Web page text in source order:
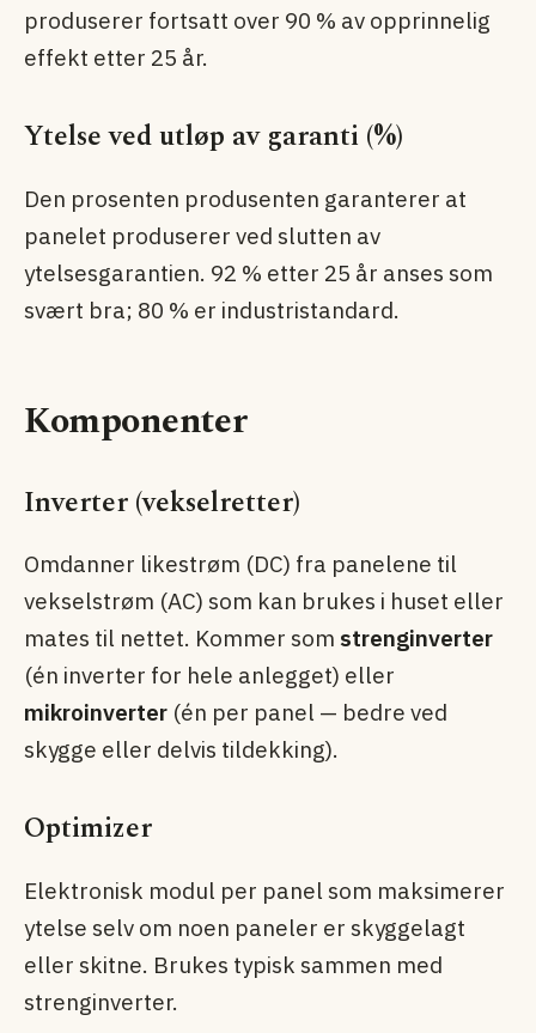
produserer fortsatt over 90 % av opprinnelig
effekt etter 25 år.
Ytelse ved utløp av garanti (%)
Den prosenten produsenten garanterer at
panelet produserer ved slutten av
ytelsesgarantien. 92 % etter 25 år anses som
svært bra; 80 % er industristandard.
Komponenter
Inverter (vekselretter)
Omdanner likestrøm (DC) fra panelene til
vekselstrøm (AC) som kan brukes i huset eller
mates til nettet. Kommer som strenginverter
(én inverter for hele anlegget) eller
mikroinverter (én per panel — bedre ved
skygge eller delvis tildekking).
Optimizer
Elektronisk modul per panel som maksimerer
ytelse selv om noen paneler er skyggelagt
eller skitne. Brukes typisk sammen med
strenginverter.